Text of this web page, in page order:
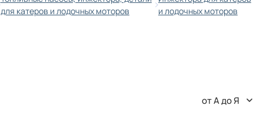
для катеров и лодочных моторов
и лодочных моторов
от А до Я